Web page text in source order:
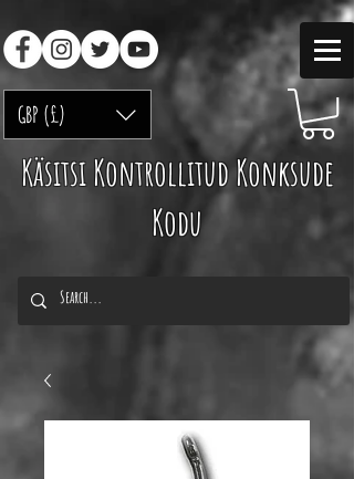
GBP (£)
Käsitsi Kontrollitud Konksude
Kodu